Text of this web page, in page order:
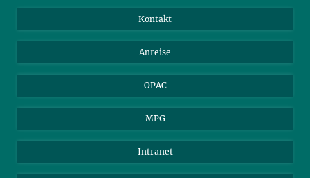
Kontakt
Anreise
OPAC
MPG
Intranet